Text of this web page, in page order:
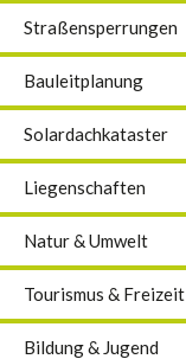
Straßensperrungen
Bauleitplanung
Solardachkataster
Liegenschaften
Natur & Umwelt
Tourismus & Freizeit
Bildung & Jugend